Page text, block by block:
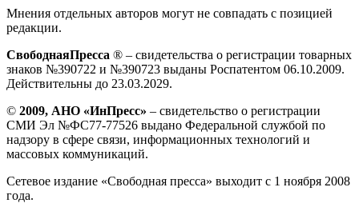
Мнения отдельных авторов могут не совпадать с позицией
редакции.
СвободнаяПресса ® – свидетельства о регистрации товарных
знаков №390722 и №390723 выданы Роспатентом 06.10.2009.
Действительны до 23.03.2029.
© 2009, АНО «ИнПресс» – свидетельство о регистрации
СМИ Эл №ФС77-77526 выдано Федеральной службой по
надзору в сфере связи, информационных технологий и
массовых коммуникаций.
Сетевое издание «Свободная пресса» выходит с 1 ноября 2008
года.